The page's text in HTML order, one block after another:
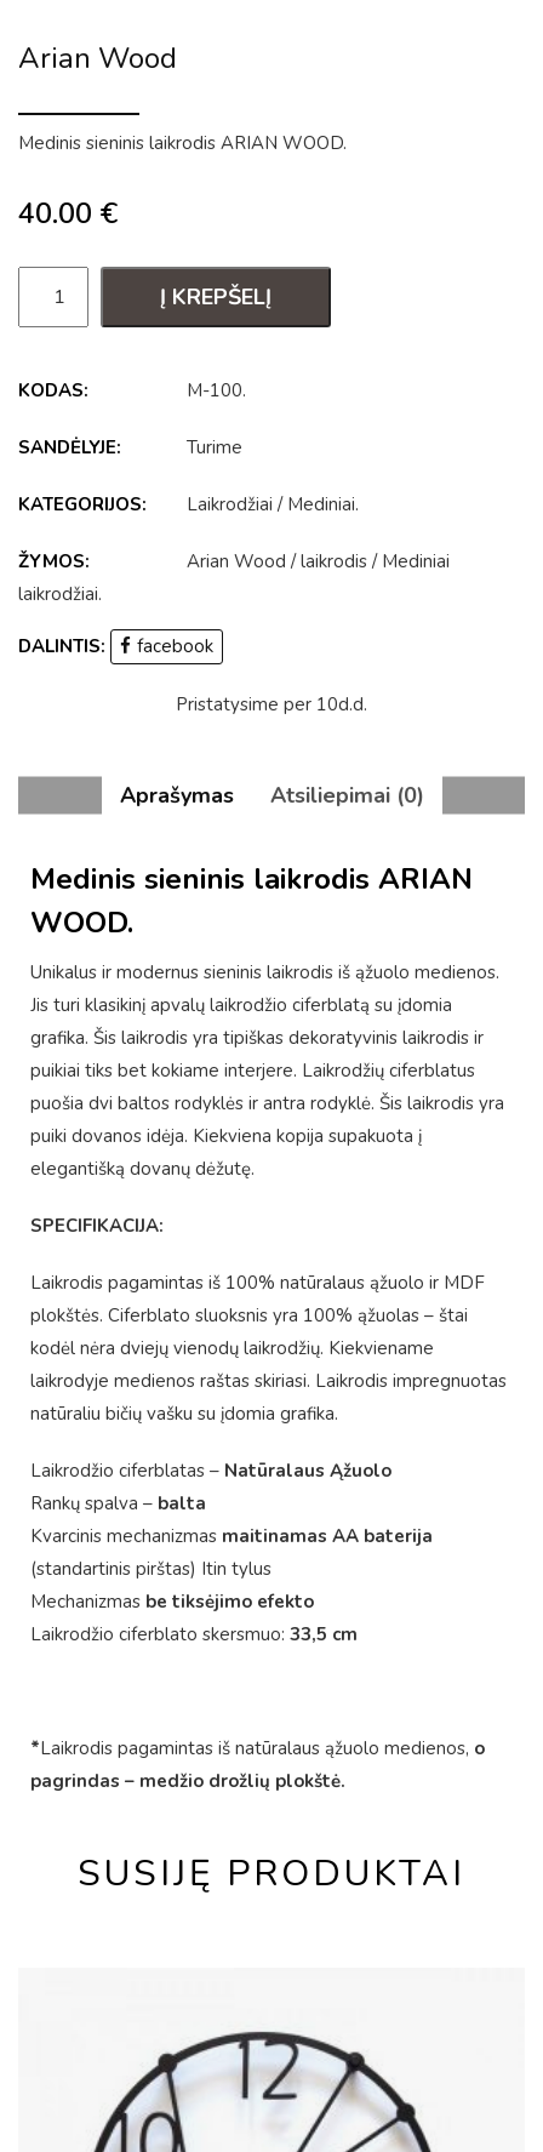
Arian Wood
Medinis sieninis laikrodis ARIAN WOOD.
40.00 €
Į KREPŠELĮ
KODAS: M-100.
SANDĖLYJE: Turime
KATEGORIJOS: Laikrodžiai / Mediniai.
ŽYMOS: Arian Wood /laikrodis / Mediniai
laikrodžiai.
DALINTIS: facebook
Pristatysime per 10d.d.
Aprašymas Atsiliepimai (0)
Medinis sieninis laikrodis ARIAN
WOOD.
Unikalus ir modernus sieninis laikrodis iš ąžuolo medienos.
Jis turi klasikinį apvalų laikrodžio ciferblatą su įdomia
grafika. Šis laikrodis yra tipiškas dekoratyvinis laikrodis ir
puikiai tiks bet kokiame interjere. Laikrodžių ciferblatus
puošia dvi baltos rodyklės ir antra rodyklė. Šis laikrodis yra
puiki dovanos idėja. Kiekviena kopija supakuota į
elegantišką dovanų dėžutę.
SPECIFIKACIJA:
Laikrodis pagamintas iš 100% natūralaus ąžuolo ir MDF
plokštės. Ciferblato sluoksnis yra 100% ąžuolas – štai
kodėl nėra dviejų vienodų laikrodžių. Kiekviename
laikrodyje medienos raštas skiriasi. Laikrodis impregnuotas
natūraliu bičių vašku su įdomia grafika.
Laikrodžio ciferblatas – Natūralaus Ąžuolo
Rankų spalva – balta
Kvarcinis mechanizmas maitinamas AA baterija
(standartinis pirštas) Itin tylus
Mechanizmas be tiksėjimo efekto
Laikrodžio ciferblato skersmuo: 33,5 cm
*Laikrodis pagamintas iš natūralaus ąžuolo medienos, o
pagrindas – medžio drožlių plokštė.
SUSIJĘ PRODUKTAI